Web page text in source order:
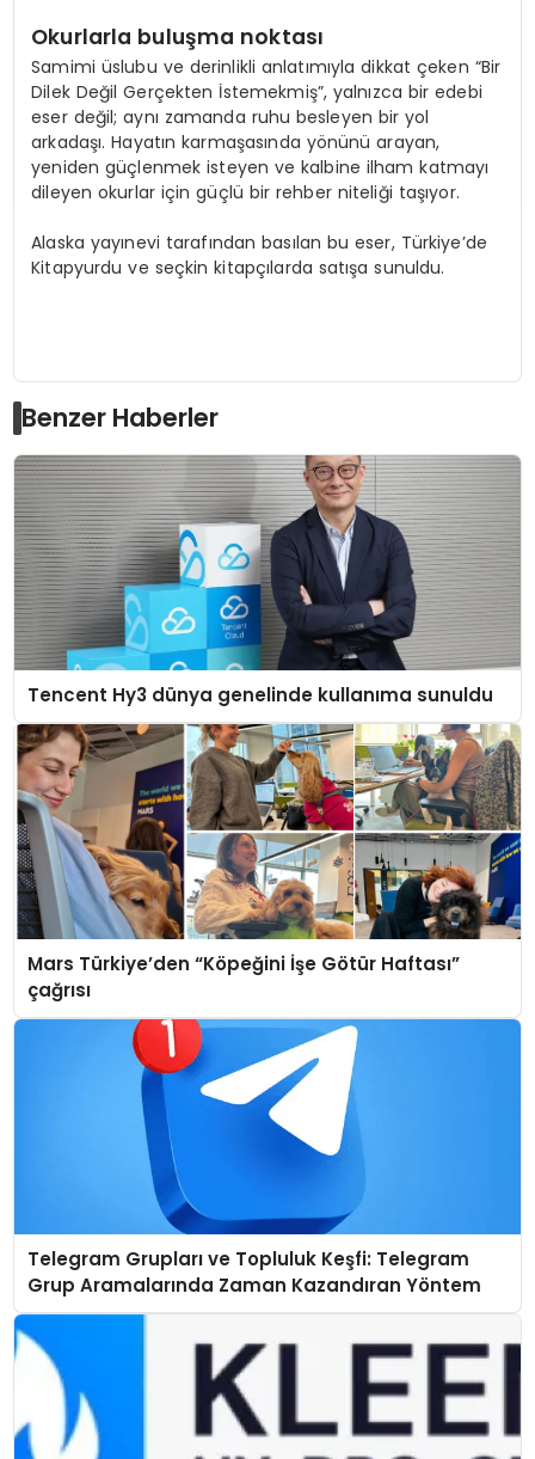
Okurlarla buluşma noktası
Samimi üslubu ve derinlikli anlatımıyla dikkat çeken “Bir
Dilek Değil Gerçekten İstemekmiş”, yalnızca bir edebi
eser değil; aynı zamanda ruhu besleyen bir yol
arkadaşı. Hayatın karmaşasında yönünü arayan,
yeniden güçlenmek isteyen ve kalbine ilham katmayı
dileyen okurlar için güçlü bir rehber niteliği taşıyor.
Alaska yayınevi tarafından basılan bu eser, Türkiye’de
Kitapyurdu ve seçkin kitapçılarda satışa sunuldu.
Benzer Haberler
Tencent Hy3 dünya genelinde kullanıma sunuldu
Mars Türkiye’den “Köpeğini İşe Götür Haftası”
çağrısı
Telegram Grupları ve Topluluk Keşfi: Telegram
Grup Aramalarında Zaman Kazandıran Yöntem